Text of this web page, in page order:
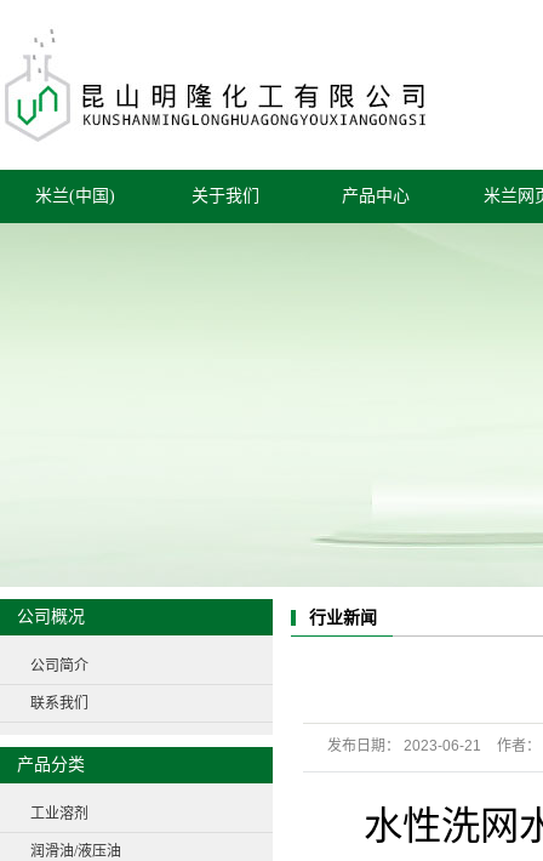
米兰(中国) 关于我们 产品中心 米兰网
公司概况
公司简介
联系我们
产品分类
工业溶剂
润滑油/液压油
行业新闻
发布日期： 2023-06-21 作者：
operate=/3 decimal=1}
水性洗网